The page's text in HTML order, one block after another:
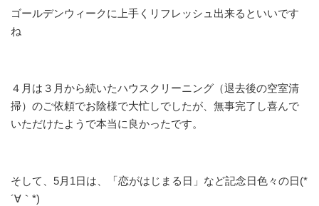
ゴールデンウィークに上手くリフレッシュ出来るといいです
ね
４月は３月から続いたハウスクリーニング（退去後の空室清
掃）のご依頼でお陰様で大忙しでしたが、無事完了し喜んで
いただけたようで本当に良かったです。
そして、5月1日は、「恋がはじまる日」など記念日色々の日(*
´∀｀*)